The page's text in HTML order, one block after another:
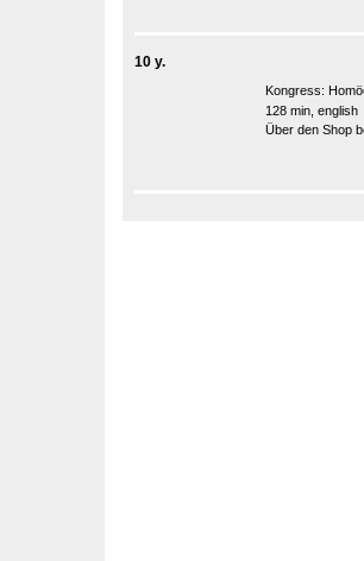
10 y.
Kongress:
128 min, english
Über den Shop